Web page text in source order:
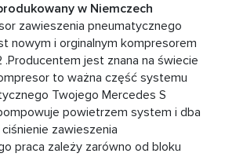
w Niemczech
zawieszenia pneumatycznego
nowym i orginalnym kompresorem
jest znana na świecie
to ważna część systemu
Twojego Mercedes S
powietrzem system i dba
zawieszenia
praca zależy zarówno od bloku